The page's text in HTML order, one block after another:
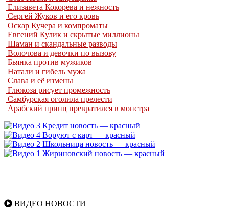
| Елизавета Кокорева и нежность
| Сергей Жуков и его кровь
| Оскар Кучера и компроматы
| Евгений Кулик и скрытые миллионы
| Шаман и скандальные разводы
| Волочова и девочки по вызову
| Бьянка против мужиков
| Натали и гибель мужа
| Слава и её измены
| Глюкоза рисует промежность
| Самбурская оголила прелести
| Арабский принц превратился в монстра
ВИДЕО НОВОСТИ